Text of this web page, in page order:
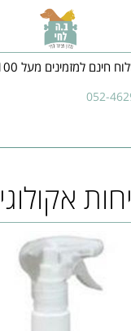
חינם למזמינים מעל 100ש"ח!
052-
750 מ"ל